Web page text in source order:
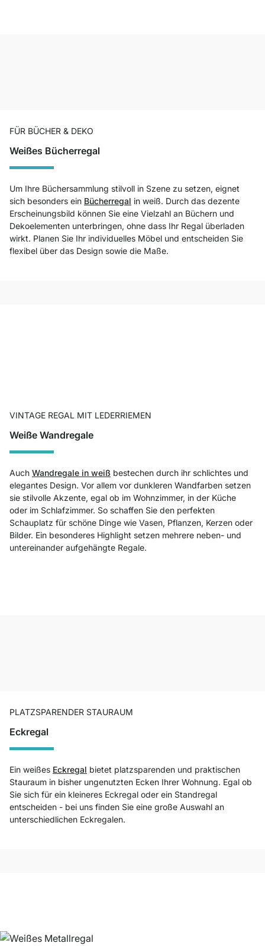
FÜR BÜCHER & DEKO
Weißes Bücherregal
Um Ihre Büchersammlung stilvoll in Szene zu setzen, eignet
sich besonders ein Bücherregal in weiß. Durch das dezente
Erscheinungsbild können Sie eine Vielzahl an Büchern und
Dekoelementen unterbringen, ohne dass Ihr Regal überladen
wirkt. Planen Sie Ihr individuelles Möbel und entscheiden Sie
flexibel über das Design sowie die Maße.
VINTAGE REGAL MIT LEDERRIEMEN
Weiße Wandregale
Auch Wandregale in weiß bestechen durch ihr schlichtes und
elegantes Design. Vor allem vor dunkleren Wandfarben setzen
sie stilvolle Akzente, egal ob im Wohnzimmer, in der Küche
oder im Schlafzimmer. So schaffen Sie den perfekten
Schauplatz für schöne Dinge wie Vasen, Pflanzen, Kerzen oder
Bilder. Ein besonderes Highlight setzen mehrere neben- und
untereinander aufgehängte Regale.
PLATZSPARENDER STAURAUM
Eckregal
Ein weißes Eckregal bietet platzsparenden und praktischen
Stauraum in bisher ungenutzten Ecken Ihrer Wohnung. Egal ob
Sie sich für ein kleineres Eckregal oder ein Standregal
entscheiden - bei uns finden Sie eine große Auswahl an
unterschiedlichen Eckregalen.